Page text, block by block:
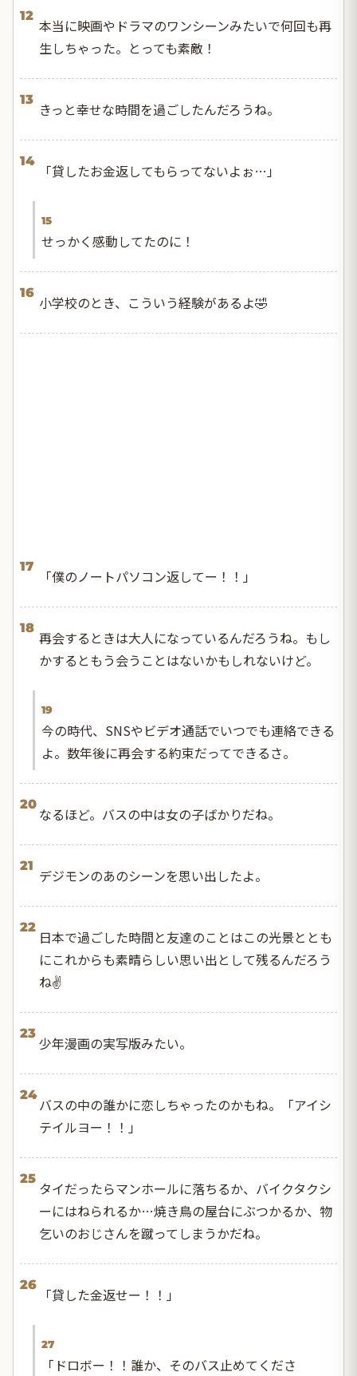
12
本当に映画やドラマのワンシーンみたいで何回も再
生しちゃった。とっても素敵！
13
きっと幸せな時間を過ごしたんだろうね。
14
「貸したお金返してもらってないよぉ…」
15
せっかく感動してたのに！
16
小学校のとき、こういう経験があるよ🤣
17
「僕のノートパソコン返してー！！」
18
再会するときは大人になっているんだろうね。もし
かするともう会うことはないかもしれないけど。
19
今の時代、SNSやビデオ通話でいつでも連絡できる
よ。数年後に再会する約束だってできるさ。
20
なるほど。バスの中は女の子ばかりだね。
21
デジモンのあのシーンを思い出したよ。
22
日本で過ごした時間と友達のことはこの光景ととも
にこれからも素晴らしい思い出として残るんだろう
ね✌️
23
少年漫画の実写版みたい。
24
バスの中の誰かに恋しちゃったのかもね。「アイシ
テイルヨー！！」
25
タイだったらマンホールに落ちるか、バイクタクシ
ーにはねられるか…焼き鳥の屋台にぶつかるか、物
乞いのおじさんを蹴ってしまうかだね。
26
「貸した金返せー！！」
27
「ドロボー！！誰か、そのバス止めてくださ